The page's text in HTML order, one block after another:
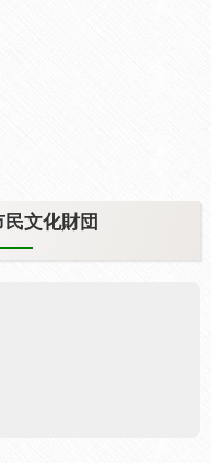
文化財団